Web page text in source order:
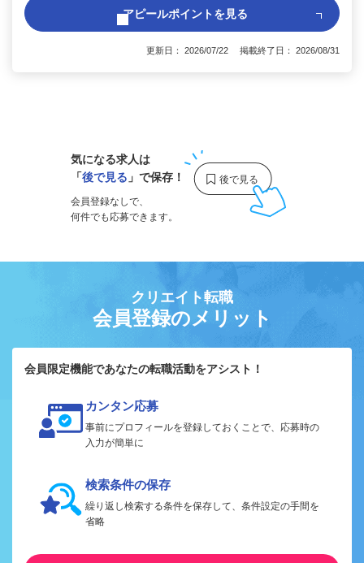
アピールポイントを見る
更新日： 2026/07/22 掲載終了日： 2026/08/31
気になる求人は
「後で見る 」で保存！
会員登録なしで、
何件でも応募できます。
クリエイト転職
会員登録のメリット
会員限定機能であなたの転職活動をアシスト！
カンタン応募
事前にプロフィールを登録しておくことで、応募時の
入力が簡単に
検索条件の保存
繰り返し検索する条件を保存して、条件設定の手間を
省略